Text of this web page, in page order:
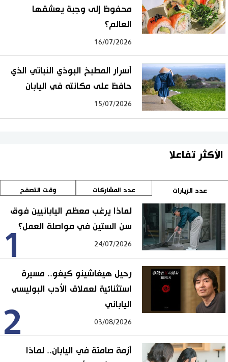
محفوظ إلى وجبة يعشقها
العالم؟
16/07/2026
أسرار المطبخ البوذي النباتي الذي
حافظ على مكانته في اليابان
15/07/2026
الأكثر تفاعلا
عدد الزيارات عدد المشاركات وقت التصفح
1
لماذا يرغب معظم اليابانيين فوق
سن الستين في مواصلة العمل؟
24/07/2026
2
رحيل هيغاشينو كيغو.. مسيرة
استثنائية لعملاق الأدب البوليسي
الياباني
03/08/2026
أزمة صامتة في اليابان.. لماذا